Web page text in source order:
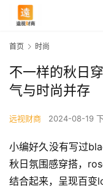
首页 时尚
不一样的秋日
气与时尚并存
远视财商 2024-08-19
小编好久没有写过
秋日氛围感穿搭，
结合起来，呈现百变